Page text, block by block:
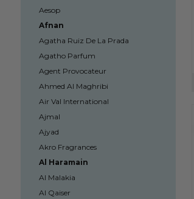
Aesop
Afnan
Agatha Ruiz De La Prada
Agatho Parfum
Agent Provocateur
Ahmed Al Maghribi
Air Val International
Ajmal
Ajyad
Akro Fragrances
Al Haramain
Al Malakia
Al Qaiser